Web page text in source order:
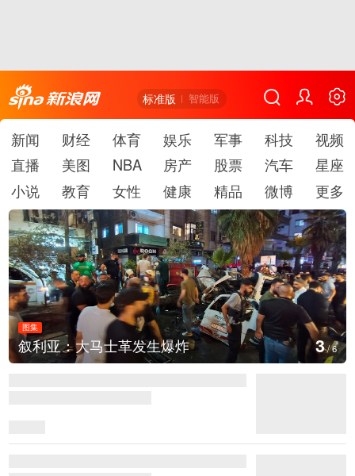
标准版 智能版
新闻 财经 体育 娱乐 军事 科技
视频
直播
美图 NBA 房产 股票 汽车
星座
小说
教育 女性 健康 精品 微博 更多
图集
叙利亚：大马士革发生爆炸 3/6